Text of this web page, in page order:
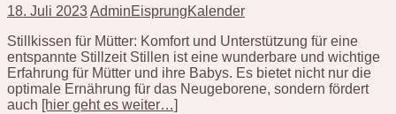
18. Juli 2023AdminEisprungKalender
Stillkissen für Mütter: Komfort und Unterstützung für eine
entspannte Stillzeit Stillen ist eine wunderbare und wichtige
Erfahrung für Mütter und ihre Babys. Es bietet nicht nur die
optimale Ernährung für das Neugeborene, sondern fördert
auch [hier geht es weiter…]